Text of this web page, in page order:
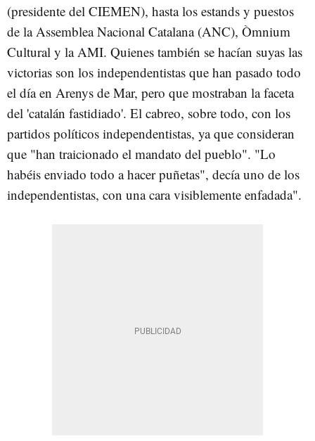
(presidente del CIEMEN), hasta los estands y puestos
de la Assemblea Nacional Catalana (ANC), Òmnium
Cultural y la AMI. Quienes también se hacían suyas las
victorias son los independentistas que han pasado todo
el día en Arenys de Mar, pero que mostraban la faceta
del 'catalán fastidiado'. El cabreo, sobre todo, con los
partidos políticos independentistas, ya que consideran
que "han traicionado el mandato del pueblo". "Lo
habéis enviado todo a hacer puñetas", decía uno de los
independentistas, con una cara visiblemente enfadada".